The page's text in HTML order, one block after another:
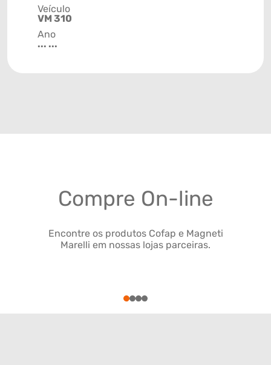
Veículo
VM 310
Ano
... ...
Compre On-line
Encontre os produtos Cofap e Magneti
Marelli em nossas lojas parceiras.
1234